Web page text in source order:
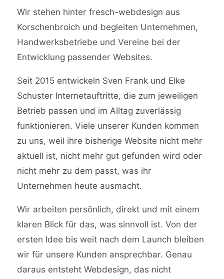
Wir stehen hinter fresch-webdesign aus
Korschenbroich und begleiten Unternehmen,
Handwerksbetriebe und Vereine bei der
Entwicklung passender Websites.
Seit 2015 entwickeln Sven Frank und Elke
Schuster Internetauftritte, die zum jeweiligen
Betrieb passen und im Alltag zuverlässig
funktionieren. Viele unserer Kunden kommen
zu uns, weil ihre bisherige Website nicht mehr
aktuell ist, nicht mehr gut gefunden wird oder
nicht mehr zu dem passt, was ihr
Unternehmen heute ausmacht.
Wir arbeiten persönlich, direkt und mit einem
klaren Blick für das, was sinnvoll ist. Von der
ersten Idee bis weit nach dem Launch bleiben
wir für unsere Kunden ansprechbar. Genau
daraus entsteht Webdesign, das nicht